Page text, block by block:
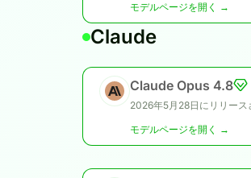
モデルページを開く →
Claude
Claude Opus 4.8
モデルページを開く →